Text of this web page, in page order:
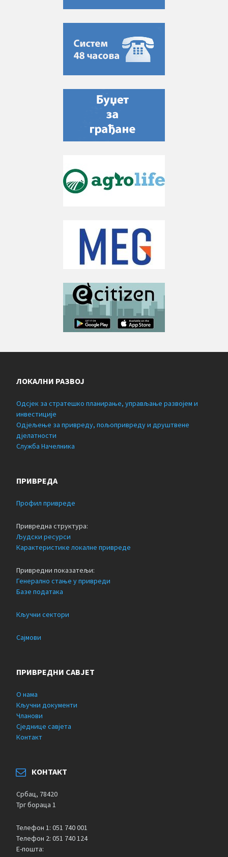
ЛОКАЛНИ РАЗВОЈ
Одсјек за стратешко планирање, управљање развојем и
инвестиције
Одјељење за привреду, пољопривреду и друштвене
дјелатности
Служба Начелника
ПРИВРЕДА
Профил привреде
Привредна структура:
Људски ресурси
Карактеристике локалне привреде
Привредни показатељи:
Генерално стање у привреди
Базе података
Кључни сектори
Сајмови
ПРИВРЕДНИ САВЈЕТ
О нама
Кључни документи
Чланови
Сједнице савјета
Контакт
КОНТАКТ
Србац, 78420
Трг бораца 1
Телефон 1: 051 740 001
Телефон 2: 051 740 124
Е-пошта: